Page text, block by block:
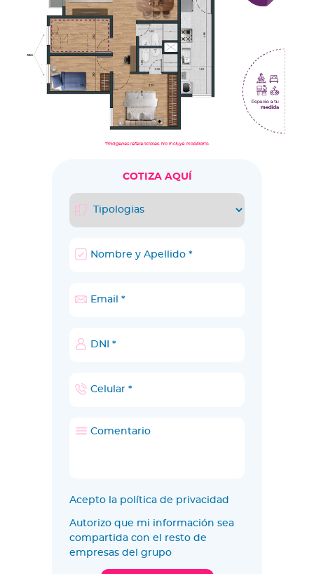
COTIZA AQUÍ
Acepto la política de privacidad
Autorizo que mi información sea
compartida con el resto de
empresas del grupo